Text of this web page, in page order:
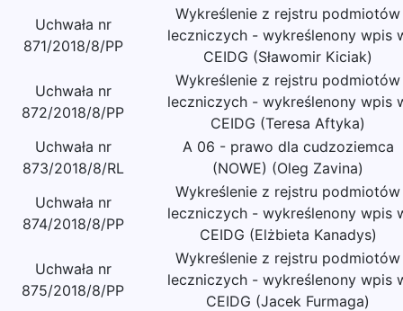
Uchwała nr
871/2018/8/PP
Wykreślenie z rejstru podmiotów
leczniczych - wykreślenony wpis
CEIDG (Sławomir Kiciak)
Uchwała nr
872/2018/8/PP
Wykreślenie z rejstru podmiotów
leczniczych - wykreślenony wpis
CEIDG (Teresa Aftyka)
Uchwała nr
873/2018/8/RL
A 06 - prawo dla cudzoziemca
(NOWE) (Oleg Zavina)
Uchwała nr
874/2018/8/PP
Wykreślenie z rejstru podmiotów
leczniczych - wykreślenony wpis
CEIDG (Elżbieta Kanadys)
Uchwała nr
875/2018/8/PP
Wykreślenie z rejstru podmiotów
leczniczych - wykreślenony wpis
CEIDG (Jacek Furmaga)